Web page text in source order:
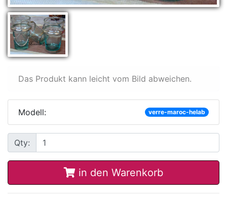
Das Produkt kann leicht vom Bild abweichen.
Modell: verre-maroc-helab
Qty:
in den Warenkorb